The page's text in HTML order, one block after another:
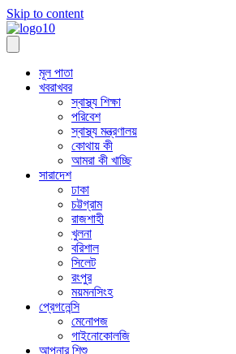
Skip to content
মূল পাতা
খবরাখবর
স্বাস্থ্য শিক্ষা
পরিবেশ
স্বাস্থ্য মন্ত্রণালয়
কোথায় কী
আমরা কী খাচ্ছি
সারাদেশ
ঢাকা
চট্টগ্রাম
রাজশাহী
খুলনা
বরিশাল
সিলেট
রংপুর
ময়মনসিংহ
প্রেগনেন্সি
মেনোপজ
গাইনোকোলজি
আপনার শিশু